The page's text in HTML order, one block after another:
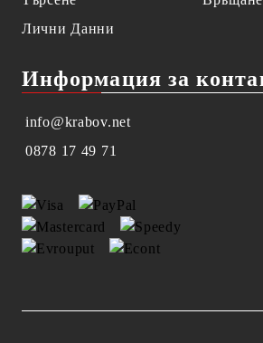
Лични Данни
Информация за
info@krabov.net
0878 17 49 71